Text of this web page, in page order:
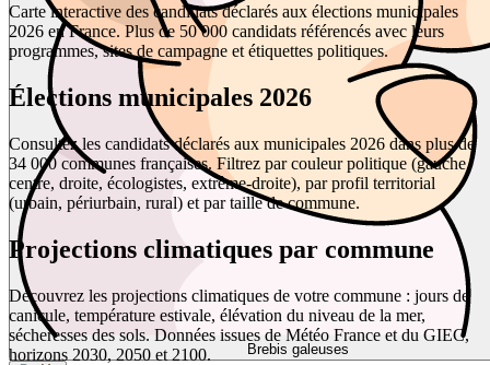
Brebis galeuses
Carte interactive des candidats déclarés aux élections municipales
2026 en France. Plus de 50 000 candidats référencés avec leurs
programmes, sites de campagne et étiquettes politiques.
Élections municipales 2026
Consultez les candidats déclarés aux municipales 2026 dans plus de
34 000 communes françaises. Filtrez par couleur politique (gauche,
centre, droite, écologistes, extrême-droite), par profil territorial
(urbain, périurbain, rural) et par taille de commune.
Projections climatiques par commune
Découvrez les projections climatiques de votre commune : jours de
canicule, température estivale, élévation du niveau de la mer,
sécheresses des sols. Données issues de Météo France et du GIEC,
horizons 2030, 2050 et 2100.